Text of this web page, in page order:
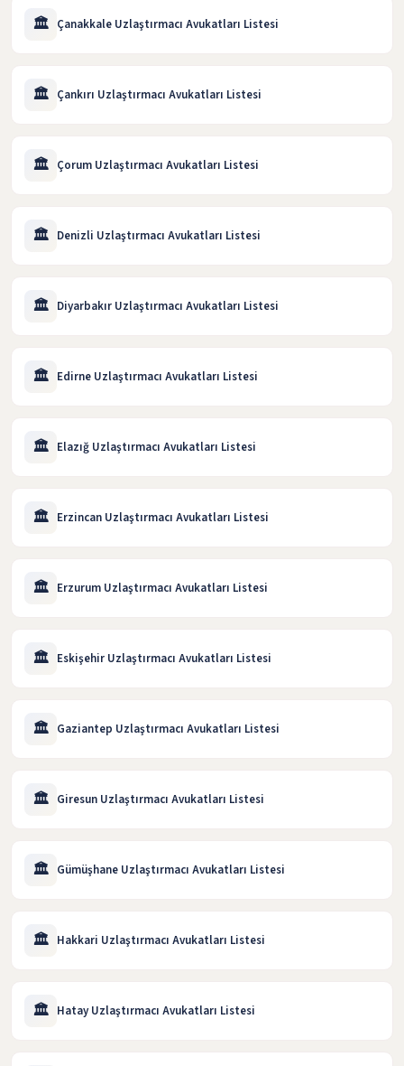
🏛️ Çanakkale Uzlaştırmacı Avukatları Listesi
🏛️ Çankırı Uzlaştırmacı Avukatları Listesi
🏛️ Çorum Uzlaştırmacı Avukatları Listesi
🏛️ Denizli Uzlaştırmacı Avukatları Listesi
🏛️ Diyarbakır Uzlaştırmacı Avukatları Listesi
🏛️ Edirne Uzlaştırmacı Avukatları Listesi
🏛️ Elazığ Uzlaştırmacı Avukatları Listesi
🏛️ Erzincan Uzlaştırmacı Avukatları Listesi
🏛️ Erzurum Uzlaştırmacı Avukatları Listesi
🏛️ Eskişehir Uzlaştırmacı Avukatları Listesi
🏛️ Gaziantep Uzlaştırmacı Avukatları Listesi
🏛️ Giresun Uzlaştırmacı Avukatları Listesi
🏛️ Gümüşhane Uzlaştırmacı Avukatları Listesi
🏛️ Hakkari Uzlaştırmacı Avukatları Listesi
🏛️ Hatay Uzlaştırmacı Avukatları Listesi